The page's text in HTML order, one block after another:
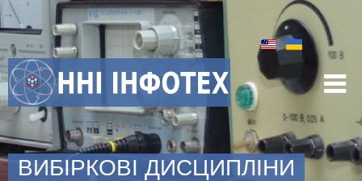
ВИБІРКОВІ ДИСЦИПЛІНИ